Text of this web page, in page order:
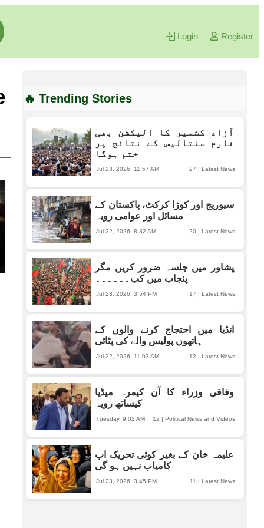
Login Register
🔥 Trending Stories
آزاد کشمیر کا الیکشن بھی
فارم سنتالیس کے نتائج پر
ختم ہوگا
27 | Latest News
Jul 23, 2026, 11:57 AM
سیوریج اور کوڑا کرکٹ، پاکستان کے
مسائل اور عوامی رویہ
20 | Latest News
Jul 22, 2026, 8:32 AM
پشاور میں جلسہ ضرور کریں مگر
پنجاب میں کب۔۔۔۔۔۔
17 | Latest News
Jul 23, 2026, 3:54 PM
انڈیا میں احتجاج کرنے والوں کے
ہاتھوں پولیس والے کی پٹائی
12 | Latest News
Jul 22, 2026, 11:03 AM
وفاقی وزراء کا آن کیمرہ میڈیا
کیساتھ رویہ
12 | Political News and Videos
Tuesday, 9:02 AM
علیمہ خان کے بغیر کوئی تحریک اب
کامیاب نہیں ہو گی
11 | Latest News
Jul 23, 2026, 3:45 PM